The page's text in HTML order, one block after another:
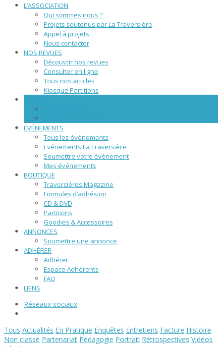
L’ASSOCIATION
Qui sommes nous ?
Projets soutenus par La Traversière
Appel à projets
Nous contacter
NOS REVUES
Découvrir nos revues
Consulter en ligne
Tous nos articles
Kiosque Partitions
ÉVÉNEMENTS
Tous les événements
Evénements La Traversière
Soumettre votre événement
Mes événements
BOUTIQUE
Traversières Magazine
Formules d’adhésion
CD & DVD
Partitions
Goodies & Accessoires
ANNONCES
Soumettre une annonce
ADHÉRER
Adhérer
Espace Adhérents
FAQ
LIENS
Réseaux sociaux
Tous Actualités En Pratique Enquêtes Entretiens Facture Histoire
Non classé Partenariat Pédagogie Portrait Rétrospectives Vidéos